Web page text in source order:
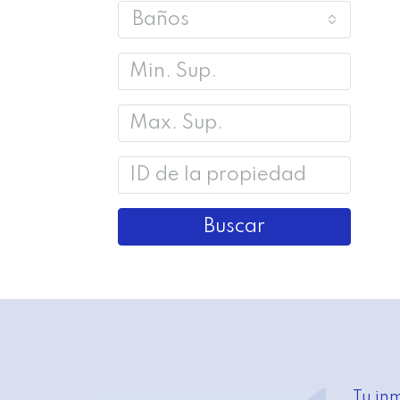
Baños
Buscar